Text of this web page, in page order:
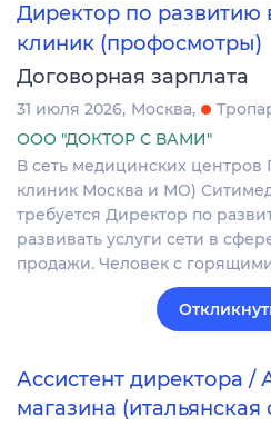
Директор по развитию
клиник (профосмотры)
Договорная зарплата
31 июля 2026 Москва
ООО "ДОКТОР С ВАМИ"
В сеть медицинских
клиник Москва и МО)
требуется Директор по
развивать услуги сети в
продажи. Человек с
Ассистент директора /
магазина